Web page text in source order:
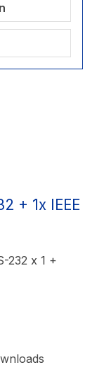
+ 1x IEEE
232 x 1 +